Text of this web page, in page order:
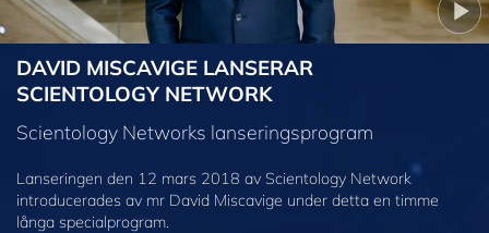
DAVID MISCAVIGE LANSERAR
SCIENTOLOGY NETWORK
Scientology Networks lanseringsprogram
Lanseringen den 12 mars 2018 av Scientology Network
introducerades av mr David Miscavige under detta en timme
långa specialprogram.